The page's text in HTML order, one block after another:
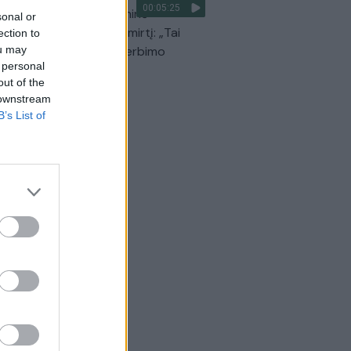
or
to
may
of the
List of
00:05:25
brolis prisiminė
akimirką prieš mirtį: „Tai
simbolinis mūsų pagerbimo
| Lietuvos diena